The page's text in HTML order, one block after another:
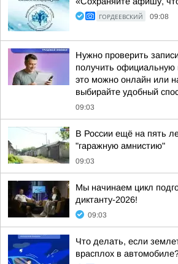
ГОРДЕЕВСКИЙ 09:08
Нужно проверить
получить официальную
это можно онлайн или
выбирайте удобный
09:03
В России ещё на пять
"гаражную амнистию"
09:03
Мы начинаем цикл
диктанту-2026!
09:03
Что делать, если
врасплох в